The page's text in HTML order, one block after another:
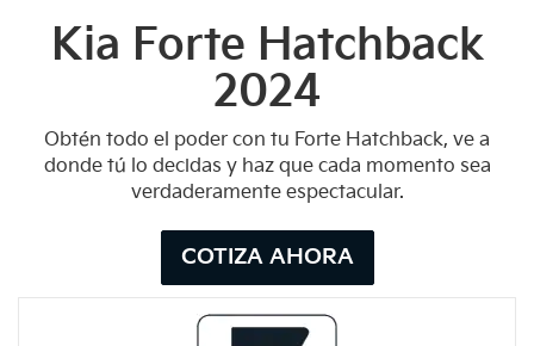
Kia Forte Hatchback
2024
Obtén todo el poder con tu Forte Hatchback, ve a
donde tú lo decidas y haz que cada momento sea
verdaderamente espectacular.
COTIZA AHORA